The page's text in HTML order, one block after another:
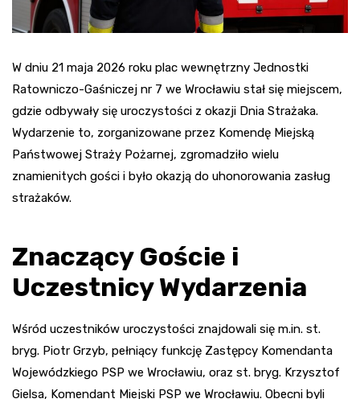
W dniu 21 maja 2026 roku plac wewnętrzny Jednostki
Ratowniczo-Gaśniczej nr 7 we Wrocławiu stał się miejscem,
gdzie odbywały się uroczystości z okazji Dnia Strażaka.
Wydarzenie to, zorganizowane przez Komendę Miejską
Państwowej Straży Pożarnej, zgromadziło wielu
znamienitych gości i było okazją do uhonorowania zasług
strażaków.
Znaczący Goście i
Uczestnicy Wydarzenia
Wśród uczestników uroczystości znajdowali się m.in. st.
bryg. Piotr Grzyb, pełniący funkcję Zastępcy Komendanta
Wojewódzkiego PSP we Wrocławiu, oraz st. bryg. Krzysztof
Gielsa, Komendant Miejski PSP we Wrocławiu. Obecni byli